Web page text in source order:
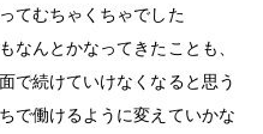
てむちゃくちゃでした
なんとかなってきたことも、
で続けていけなくなると思う
で働けるように変えていかな